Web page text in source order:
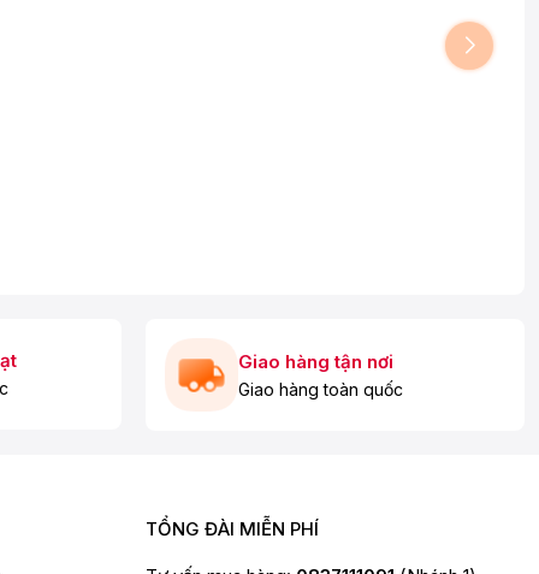
Giao hàng tận nơi
Giao hàng toàn quốc
TỔNG ĐÀI MIỄN PHÍ